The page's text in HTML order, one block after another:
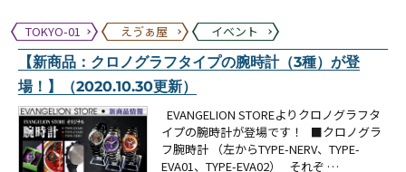
TOKYO-01 えゔぁ屋
イベント
【新商品：クロノグラフタイプの腕時計（3種）が登
場！】（2020.10.30更新）
EVANGELION STOREよりクロノグラフタ
イプの腕時計が登場です！ ■クロノグラ
フ腕時計 （左からTYPE-NERV、TYPE-
EVA01、TYPE-EVA02） それぞ …